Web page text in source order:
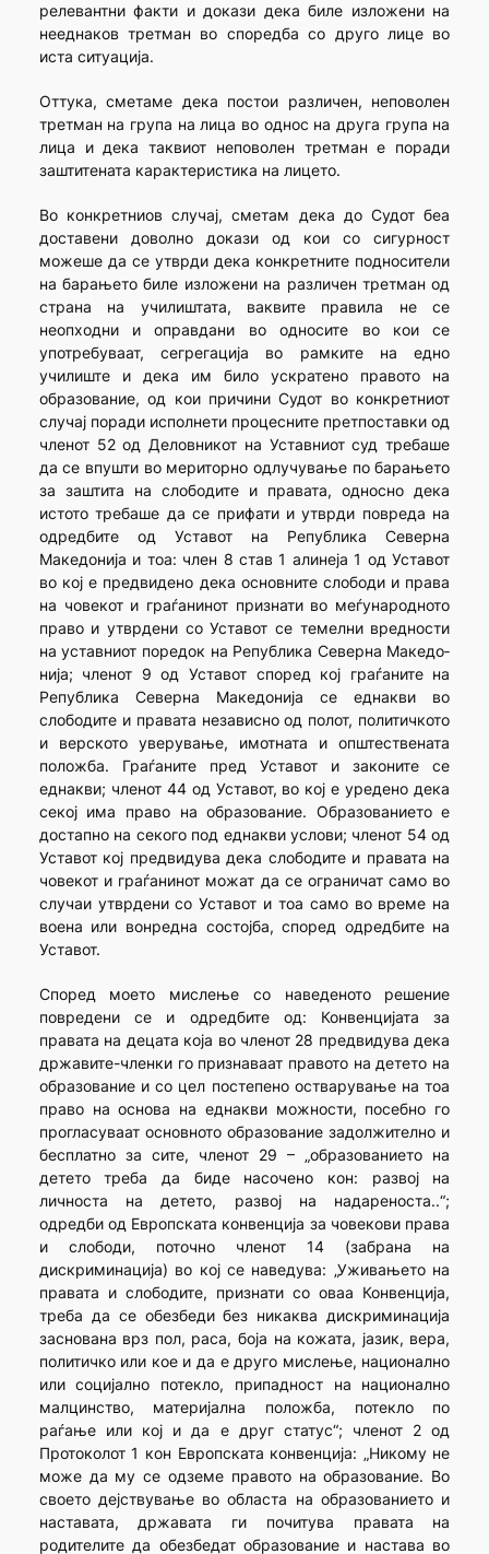
релевантни факти и докази дека биле изложени на
нееднаков третман во споредба со друго лице во
иста ситуација.
Оттука, сметаме дека постои различен, неповолен
третман на група на лица во однос на друга група на
лица и дека таквиот неповолен третман е поради
заштитената карактеристика на лицето.
Во конкретниов случај, сметам дека до Судот беа
доставени доволно докази од кои со сигурност
можеше да се утврди дека конкретните подносители
на барањето биле изложени на различен третман од
страна на училиштата, ваквите правила не се
неопходни и оправдани во односите во кои се
употребуваат, сегрегација во рамките на едно
училиште и дека им било ускратено правото на
образование, од кои причини Судот во конкретниот
случај поради исполнети процесните претпоставки од
членот 52 од Деловникот на Уставниот суд требаше
да се впушти во мериторно одлучување по барањето
за заштита на слободите и правата, односно дека
истото требаше да се прифати и утврди повреда на
одредбите од Уставот на Република Северна
Македонија и тоа: член 8 став 1 алинеја 1 од Уставот
во кој е предвидено дека основните слободи и права
на човекот и граѓанинот признати во меѓународното
право и утврдени со Уставот се темелни вредности
на уставниот поредок на Република Северна Македо­
нија; членот 9 од Уставот според кој граѓаните на
Република Северна Македонија се еднакви во
слободите и правата независно од полот, политичкото
и верското уверување, имотната и општествената
положба. Граѓаните пред Уставот и законите се
еднакви; членот 44 од Уставот, во кој е уредено дека
секој има право на образование. Образованието е
достапно на секого под еднакви услови; членот 54 од
Уставот кој предвидува дека слободите и правата на
човекот и граѓанинот можат да се ограничат само во
случаи утврдени со Уставот и тоа само во време на
воена или вонредна состојба, според одредбите на
Уставот.
Според моето мислење со наведеното решение
повредени се и одредбите од: Конвенцијата за
правата на децата која во членот 28 предвидува дека
државите-членки го признаваат правото на детето на
образование и со цел постепено остварување на тоа
право на основа на еднакви можности, посебно го
прогласуваат основното образование задолжително и
бесплатно за сите, членот 29 – „образованието на
детето треба да биде насочено кон: развој на
личноста на детето, развој на надареноста..“;
одредби од Европската конвенција за човекови права
и слободи, поточно членот 14 (забрана на
дискриминација) во кој се наведува: „Уживањето на
правата и слободите, признати со оваа Конвенција,
треба да се обезбеди без никаква дискриминација
заснована врз пол, раса, боја на кожата, јазик, вера,
политичко или кое и да е друго мислење, национално
или социјално потекло, припадност на национално
малцинство, материјална положба, потекло по
раѓање или кој и да е друг статус“; членот 2 од
Протоколот 1 кон Европската конвенција: „Никому не
може да му се одземе правото на образование. Во
своето дејствување во областа на образованието и
наставата, државата ги почитува правата на
родителите да обезбедат образование и настава во